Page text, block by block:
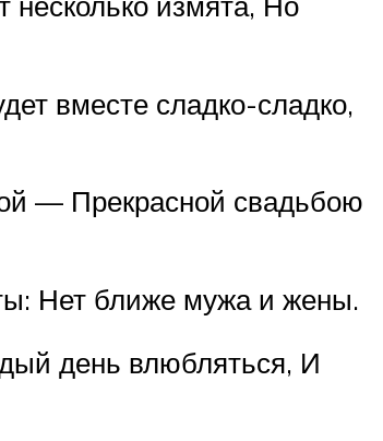
вместе сладко-сладко,
— Прекрасной свадьбою
Нет ближе мужа и жены.
день влюбляться, И